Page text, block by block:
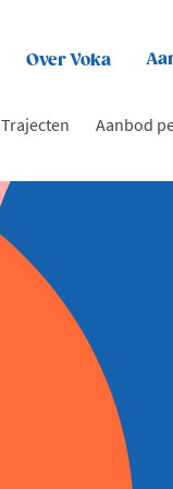
Over Voka
Trajecten Aanbod